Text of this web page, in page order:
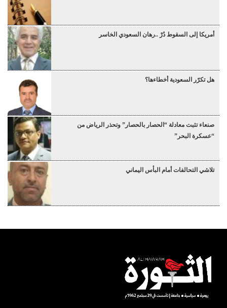
أمريكا إلى السقوط دُرْ ..رهان السعودي الخاسر
هل تكرّر السعودية أخطاءها؟
صنعاء تثبت معادلة “الحصار بالحصار” وتحذر الرياض من
“عسكرة البحر”
تلاشي التحالفات أمام البأس اليماني